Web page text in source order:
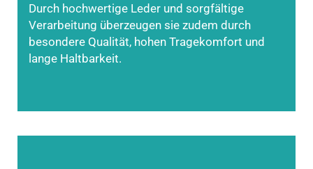
Durch hochwertige Leder und sorgfältige
Verarbeitung überzeugen sie zudem durch
besondere Qualität, hohen Tragekomfort und
lange Haltbarkeit.